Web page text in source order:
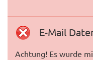
E-Mail
Achtung! Es wurde